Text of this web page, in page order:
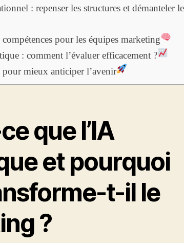
: repenser les structures et démanteler
pour les équipes marketing
: comment l’évaluer efficacement ?
pour mieux anticiper l’avenir
que l’IA
et pourquoi
t-il le
?